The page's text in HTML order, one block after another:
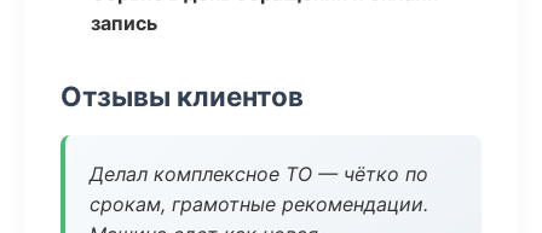
запись
Отзывы клиентов
Делал комплексное ТО — чётко по
срокам, грамотные рекомендации.